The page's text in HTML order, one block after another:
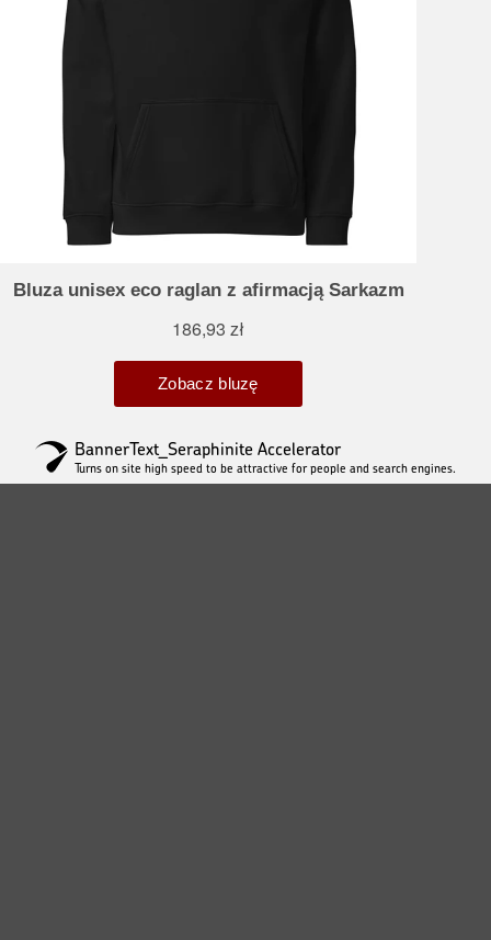
BannerText_Seraphinite Accelerator
Turns on site high speed to be attractive for people and search engines.